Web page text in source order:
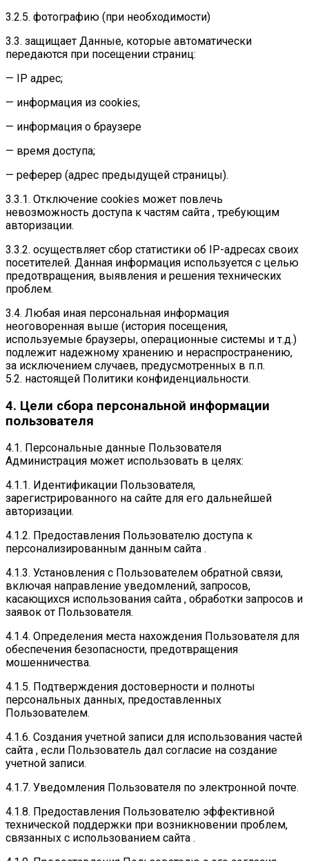
3.2.5. фотографию (при необходимости)
3.3. защищает Данные, которые автоматически
передаются при посещении страниц:
— IP адрес;
— информация из cookies;
— информация о браузере
— время доступа;
— реферер (адрес предыдущей страницы).
3.3.1. Отключение cookies может повлечь
невозможность доступа к частям сайта , требующим
авторизации.
3.3.2. осуществляет сбор статистики об IP-адресах своих
посетителей. Данная информация используется с целью
предотвращения, выявления и решения технических
проблем.
3.4. Любая иная персональная информация
неоговоренная выше (история посещения,
используемые браузеры, операционные системы и т.д.)
подлежит надежному хранению и нераспространению,
за исключением случаев, предусмотренных в п.п.
5.2. настоящей Политики конфиденциальности.
4. Цели сбора персональной информации
пользователя
4.1. Персональные данные Пользователя
Администрация может использовать в целях:
4.1.1. Идентификации Пользователя,
зарегистрированного на сайте для его дальнейшей
авторизации.
4.1.2. Предоставления Пользователю доступа к
персонализированным данным сайта .
4.1.3. Установления с Пользователем обратной связи,
включая направление уведомлений, запросов,
касающихся использования сайта , обработки запросов и
заявок от Пользователя.
4.1.4. Определения места нахождения Пользователя для
обеспечения безопасности, предотвращения
мошенничества.
4.1.5. Подтверждения достоверности и полноты
персональных данных, предоставленных
Пользователем.
4.1.6. Создания учетной записи для использования частей
сайта , если Пользователь дал согласие на создание
учетной записи.
4.1.7. Уведомления Пользователя по электронной почте.
4.1.8. Предоставления Пользователю эффективной
технической поддержки при возникновении проблем,
связанных с использованием сайта .